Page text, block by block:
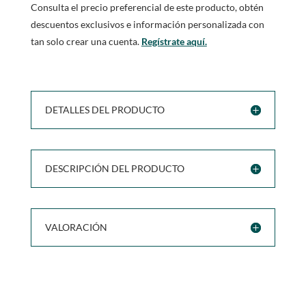
Consulta el precio preferencial de este producto, obtén
descuentos exclusivos e información personalizada con
tan solo crear una cuenta. Regístrate aquí.
DETALLES DEL PRODUCTO
DESCRIPCIÓN DEL PRODUCTO
VALORACIÓN